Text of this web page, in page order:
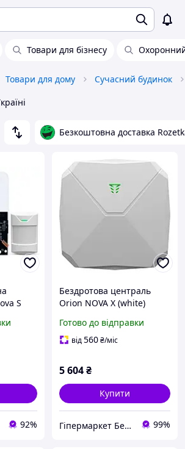
Товари для бізнесу Охоронний
Товари для дому Сучасний будинок
Безкоштовна доставка
S
92%
Бездротова централь
Orion NOVA X (white)
Готово до відправки
від560₴/міс
5 604₴
Купити
Гіпермаркет Безпеки Bezpeka-SHOP 99%